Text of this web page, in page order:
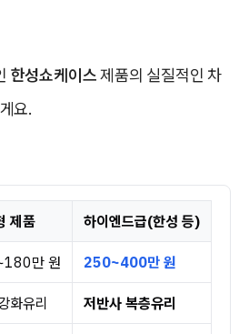
한성쇼케이스제품의 실질적인 차
요.
제품 하이엔드급(한성 등)
만 원 250~400만 원
화유리 저반사 복층유리